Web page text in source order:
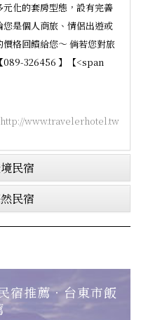
化的套房型態，設有完善
是個人商旅、情侶出遊或
格回饋給您～ 倘若您對旅
089-326456 】【<span
http://www.travelerhotel.tw
民宿
民宿
宿推薦‧台東市飯